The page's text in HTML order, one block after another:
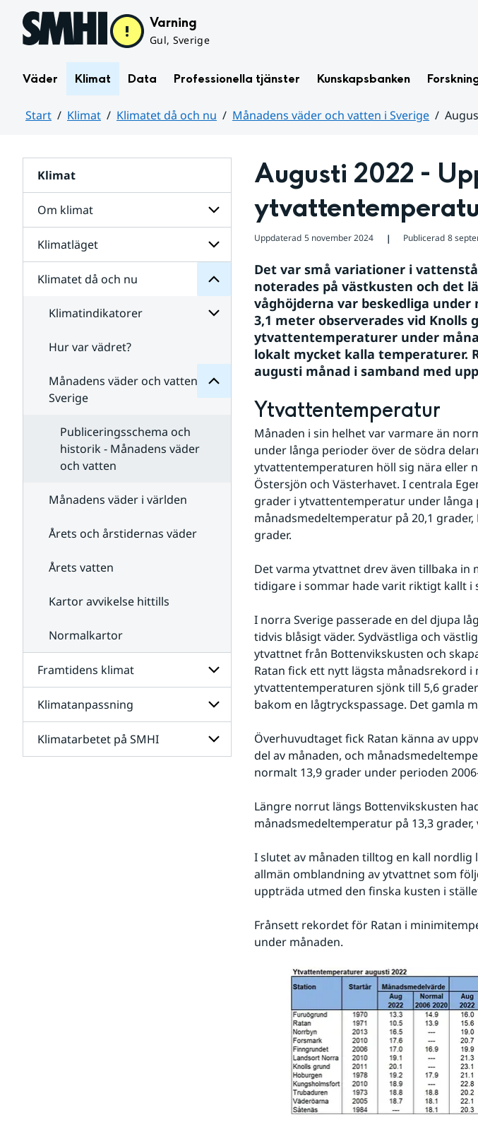
Hoppa till sidans innehåll Varning
Gul, Sverige
Väder Klimat Data Professionella tjänster Kunskapsbanken
Start Klimat Klimatet då och nu Månadens väder och vatten i Sverige
Klimat
Om klimat
Undersidor
för
Om
klimat
Klimatläget
Undersidor
Klimatläget
Klimatet då och nu
Undersidor
för
Klimatet
då
och
Klimatindikatorer
Undersidor
Klimatindikatorer
Hur var vädret?
Månadens väder och vatten i
Sverige
Månadens
väder
vatten
i
Publiceringsschema och
historik - Månadens väder
och vatten
Månadens väder i världen
Årets och årstidernas väder
Årets vatten
Kartor avvikelse hittills
Normalkartor
Framtidens klimat
Undersidor
för
Framtidens
klimat
Klimatanpassning
Undersidor
för
Klimatanpassning
Klimatarbetet på SMHI
Undersidor
Klimatarbetet
Augusti 2022 -
Uppdaterad 5 november 2024 ❘ Publicerad 8
Det var små variationer i
noterades på västkusten och det
våghöjderna var beskedliga
3,1 meter observerades vid Knolls
ytvattentemperaturer under
lokalt mycket kalla temperaturer.
augusti månad i samband med
Ytvattentemperatur
Månaden i sin helhet var varmare än
under långa perioder över de södra
ytvattentemperaturen höll sig nära eller
Östersjön och Västerhavet. I centrala
grader i ytvattentemperatur under långa
månadsmedeltemperatur på 20,1
grader.
Det varma ytvattnet drev även tillbaka
tidigare i sommar hade varit riktigt kallt i
I norra Sverige passerade en del djupa
tidvis blåsigt väder. Sydvästliga och
ytvattnet från Bottenvikskusten och
Ratan fick ett nytt lägsta månadsrekord i
ytvattentemperaturen sjönk till 5,6
bakom en lågtryckspassage. Det gamla
Överhuvudtaget fick Ratan känna av
del av månaden, och
normalt 13,9 grader under perioden
Längre norrut längs Bottenvikskusten
månadsmedeltemperatur på 13,3
I slutet av månaden tilltog en kall
allmän omblandning av ytvattnet som
uppträda utmed den finska kusten i
Frånsett rekordet för Ratan i
under månaden.